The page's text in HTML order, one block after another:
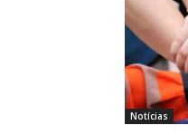
Notícias